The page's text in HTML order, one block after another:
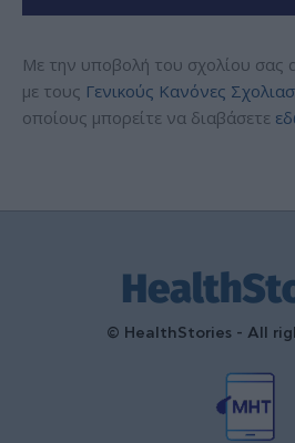
Με την υποβολή του σχολίου σας
με τους Γενικούς Κανόνες
οποίους μπορείτε να διαβάσετε
© HealthStories - All